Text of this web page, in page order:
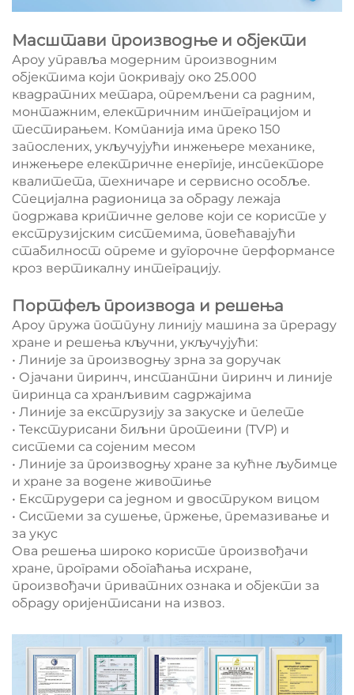
Масштави производње и објекти
Ароу управља модерним производним
објектима који покривају око 25.000
квадратних метара, опремљени са радним,
монтажним, електричним интеграцијом и
тестирањем. Компанија има преко 150
запослених, укључујући инжењере механике,
инжењере електричне енергије, инспекторе
квалитета, техничаре и сервисно особље.
Специјална радионица за обраду лежаја
подржава критичне делове који се користе у
екструзијским системима, повећавајући
стабилност опреме и дугорочне перформансе
кроз вертикалну интеграцију.
Портфељ производа и решења
Ароу пружа потпуну линију машина за прераду
хране и решења кључни, укључујући:
• Линије за производњу зрна за доручак
• Ојачани пиринч, инстантни пиринч и линије
пиринца са хранљивим садржајима
• Линије за екструзију за закуске и пелете
• Текстурисани биљни протеини (TVP) и
системи са сојеним месом
• Линије за производњу хране за кућне љубимце
и хране за водене животиње
• Екструдери са једном и двоструком вицом
• Системи за сушење, пржење, премазивање и
за укус
Ова решења широко користе произвођачи
хране, програми обогаћања исхране,
произвођачи приватних ознака и објекти за
обраду оријентисани на извоз.